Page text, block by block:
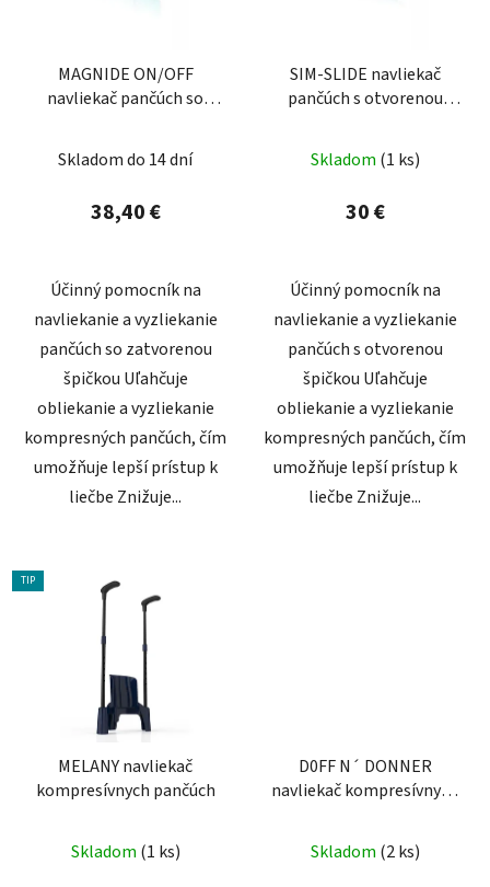
MAGNIDE ON/OFF
navliekač pančúch so
Skladom do 14 dní
38,40 €
Účinný pomocník na
navliekanie a vyzliekanie
pančúch so zatvorenou
špičkou Uľahčuje
obliekanie a vyzliekanie
kompresných pančúch, čím
umožňuje lepší prístup k
liečbe Znižuje...
SIM-SLIDE navliekač
pančúch s otvorenou
Skladom (1 ks)
30 €
Účinný pomocník na
navliekanie a vyzliekanie
pančúch s otvorenou
špičkou Uľahčuje
obliekanie a vyzliekanie
kompresných pančúch, čím
umožňuje lepší prístup k
liečbe Znižuje...
TIP
MELANY navliekač
kompresívnych pančúch
Skladom (1 ks)
D0FF N´ DONNER
navliekač kompresívnych
Skladom (2 ks)